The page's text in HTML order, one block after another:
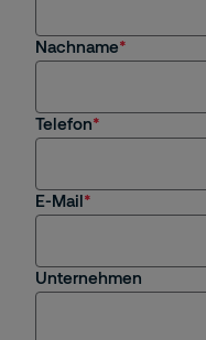
Jobs / Bewerbung
Subunternehmen
Nachname
Telefon
E-Mail
Unternehmen